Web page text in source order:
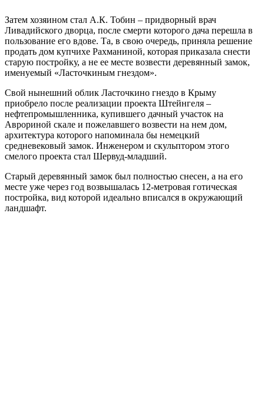
Затем хозяином стал А.К. Тобин – придворный врач
Ливадийского дворца, после смерти которого дача перешла в
пользование его вдове. Та, в свою очередь, приняла решение
продать дом купчихе Рахманиной, которая приказала снести
старую постройку, а не ее месте возвести деревянный замок,
именуемый «Ласточкиным гнездом».
Свой нынешний облик Ласточкино гнездо в Крыму
приобрело после реализации проекта Штейнгеля –
нефтепромышленника, купившего дачный участок на
Аврориной скале и пожелавшего возвести на нем дом,
архитектура которого напоминала бы немецкий
средневековый замок. Инженером и скульптором этого
смелого проекта стал Шервуд-младший.
Старый деревянный замок был полностью снесен, а на его
месте уже через год возвышалась 12-метровая готическая
постройка, вид которой идеально вписался в окружающий
ландшафт.